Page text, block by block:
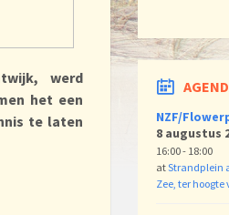
werd
het een
te laten
NZF/
8 augustus
16:00 - 18:00
atStrandplein
Zee, ter hoogte